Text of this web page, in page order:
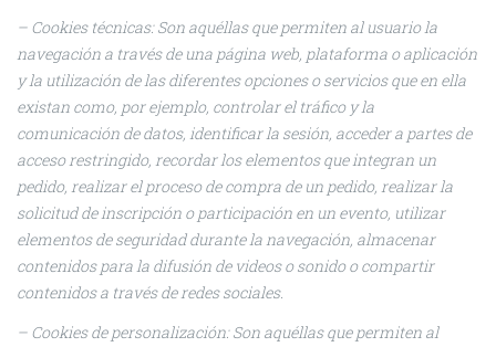
– Cookies técnicas: Son aquéllas que permiten al usuario la
navegación a través de una página web, plataforma o aplicación
y la utilización de las diferentes opciones o servicios que en ella
existan como, por ejemplo, controlar el tráfico y la
comunicación de datos, identificar la sesión, acceder a partes de
acceso restringido, recordar los elementos que integran un
pedido, realizar el proceso de compra de un pedido, realizar la
solicitud de inscripción o participación en un evento, utilizar
elementos de seguridad durante la navegación, almacenar
contenidos para la difusión de videos o sonido o compartir
contenidos a través de redes sociales.
– Cookies de personalización: Son aquéllas que permiten al